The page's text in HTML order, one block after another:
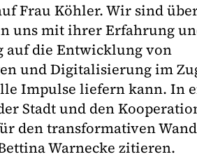
Frau Köhler. Wir sind
uns mit ihrer Erfahrung
auf die Entwicklung von
und Digitalisierung im
Impulse liefern kann. In
Stadt und den
den transformativen
Warnecke zitieren.